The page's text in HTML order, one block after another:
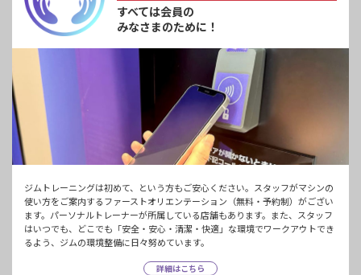
すべては会員の
みなさまのために！
ジムトレーニングは初めて、という方もご安心ください。スタッフがマシンの
使い方をご案内するファーストオリエンテーション（無料・予約制）がござい
ます。パーソナルトレーナーが所属している店舗もあります。また、スタッフ
はいつでも、どこでも「安全・安心・清潔・快適」な環境でワークアウトでき
るよう、ジムの環境整備に日々努めています。
詳細はこちら